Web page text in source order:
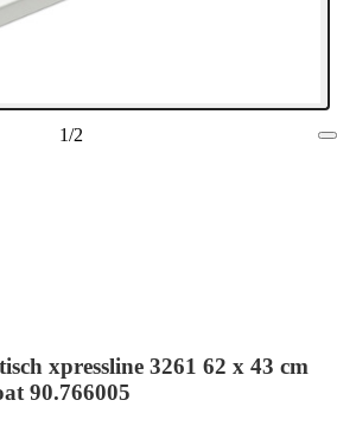
1/2
xpressline 3261 62 x 43 cm
90.766005